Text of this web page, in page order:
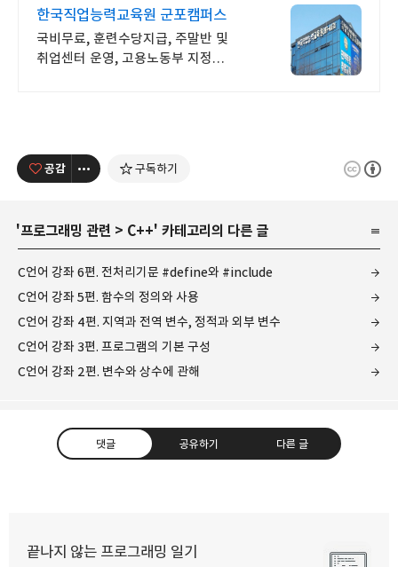
한국직업능력교육원 군포캠퍼스
국비무료, 훈련수당지급, 주말반 및
취업센터 운영, 고용노동부 지정
공감 구독하기
'프로그래밍 관련 > C++' 카테고리의 다른 글
C언어 강좌 6편. 전처리기문 #define와 #include
C언어 강좌 5편. 함수의 정의와 사용
C언어 강좌 4편. 지역과 전역 변수, 정적과 외부 변수
C언어 강좌 3편. 프로그램의 기본 구성
C언어 강좌 2편. 변수와 상수에 관해
댓글 공유하기 다른 글
끝나지 않는 프로그래밍 일기